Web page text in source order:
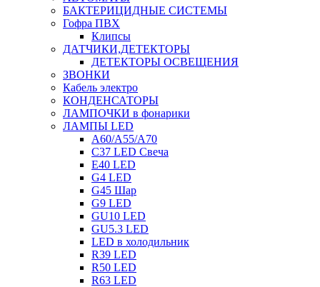
БАКТЕРИЦИДНЫЕ СИСТЕМЫ
Гофра ПВХ
Клипсы
ДАТЧИКИ,ДЕТЕКТОРЫ
ДЕТЕКТОРЫ ОСВЕЩЕНИЯ
ЗВОНКИ
Кабель электро
КОНДЕНСАТОРЫ
ЛАМПОЧКИ в фонарики
ЛАМПЫ LED
A60/A55/A70
C37 LED Свеча
E40 LED
G4 LED
G45 Шар
G9 LED
GU10 LED
GU5.3 LED
LED в холодильник
R39 LED
R50 LED
R63 LED